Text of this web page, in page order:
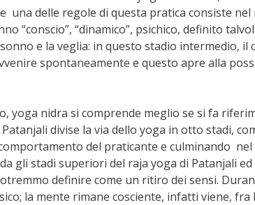
una delle regole di questa pratica consiste
“conscio”, “dinamico”, psichico, definito
e la veglia: in questo stadio intermedio, il
spontaneamente e questo apre alla
yoga nidra si comprende meglio se si fa
divise la via dello yoga in otto stadi,
del praticante e culminando
gli stadi superiori del raja yoga di Patanjali
definire come un ritiro dei sensi.
la mente rimane cosciente, infatti viene,